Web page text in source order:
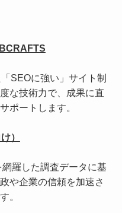
SEOに強い」サイト制
な技術力で、成果に直
ポートします。
）
羅した調査データに基
や企業の信頼を加速さ
。